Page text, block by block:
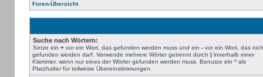
Foren-Übersicht
Suche nach Wörtern:
Setze ein +vor ein Wort, das gefunden werden muss und ein -vor ein Wort, das
gefunden werden darf. Verwende mehrere Wörter getrennt durch | innerhalb einer
Klammer, wenn nur eines der Wörter gefunden werden muss. Benutze ein * als
Platzhalter für teilweise Übereinstimmungen.